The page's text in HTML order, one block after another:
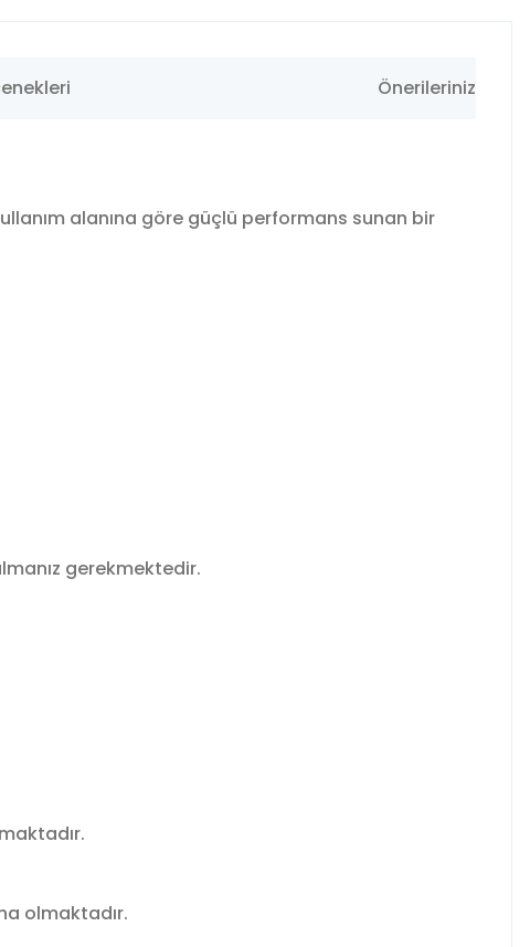
Önerileriniz
alanına göre güçlü performans sunan bir
gerekmektedir.
olmaktadır.